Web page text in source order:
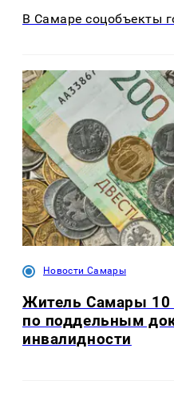
В Самаре соцобъекты
Новости Самары
Житель Самары 10
по поддельным
инвалидности